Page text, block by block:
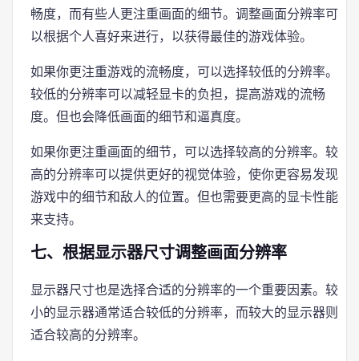
畅度，而有些人更注重画面的细节。调整画面分辨率可
以根据个人喜好来进行，以获得最佳的游戏体验。
如果你更注重游戏的流畅度，可以选择较低的分辨率。
较低的分辨率可以减轻显卡的负担，提高游戏的流畅
度。但也会降低画面的细节和逼真度。
如果你更注重画面的细节，可以选择较高的分辨率。较
高的分辨率可以提供更好的视觉体验，使你更容易发现
游戏中的细节和敌人的位置。但也需要更高的显卡性能
来支持。
七、根据显示器尺寸调整画面分辨率
显示器尺寸也是选择合适的分辨率的一个重要因素。较
小的显示器通常适合较低的分辨率，而较大的显示器则
适合较高的分辨率。